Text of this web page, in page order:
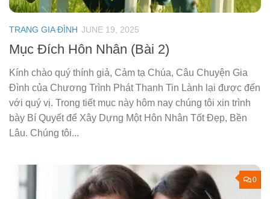
TRANG GIA ĐÌNH JUNE 19, 2025
Mục Đích Hôn Nhân (Bài 2)
Kính chào quý thính giả, Cảm tạ Chúa, Câu Chuyện Gia
Đình của Chương Trình Phát Thanh Tin Lành lại được đến
với quý vị. Trong tiết mục này hôm nay chúng tôi xin trình
bày Bí Quyết để Xây Dựng Một Hôn Nhân Tốt Đẹp, Bền
Lâu. Chúng tôi...
0